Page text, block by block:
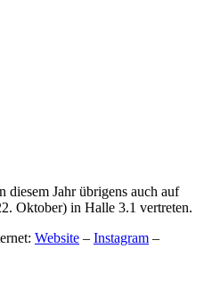
Jahr übrigens auch auf
Oktober) in Halle 3.1 vertreten.
Website – Instagram –